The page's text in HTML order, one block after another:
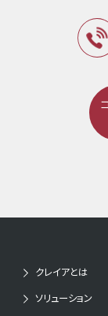
クレイアとは
ソリューション